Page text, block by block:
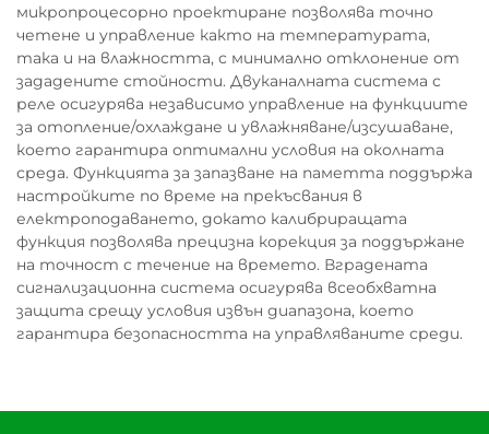
микропроцесорно проектиране позволява точно
четене и управление както на температурата,
така и на влажността, с минимално отклонение от
зададените стойности. Двуканалната система с
реле осигурява независимо управление на функциите
за отопление/охлаждане и увлажняване/изсушаване,
което гарантира оптимални условия на околната
среда. Функцията за запазване на паметта поддържа
настройките по време на прекъсвания в
електроподаването, докато калибриращата
функция позволява прецизна корекция за поддържане
на точност с течение на времето. Вградената
сигнализационна система осигурява всеобхватна
защита срещу условия извън диапазона, което
гарантира безопасността на управляваните среди.